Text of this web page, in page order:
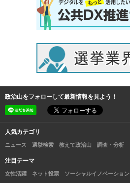
政治山をフォローして最新情報を見よう！
人気カテゴリ
ニュース 選挙検索 教えて政治山 調査・分析
注目テーマ
女性活躍 ネット投票 ソーシャルイノベーション